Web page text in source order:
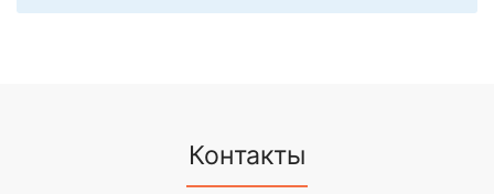
Контакты